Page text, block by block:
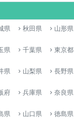
県 keyboard_arrow_right 秋田県 keyboard_arrow_right 山形県
県 keyboard_arrow_right 千葉県 keyboard_arrow_right 東京都
県 keyboard_arrow_right 山梨県 keyboard_arrow_right 長野県
府 keyboard_arrow_right 兵庫県 keyboard_arrow_right 奈良県
県 keyboard_arrow_right 山口県 keyboard_arrow_right 徳島県